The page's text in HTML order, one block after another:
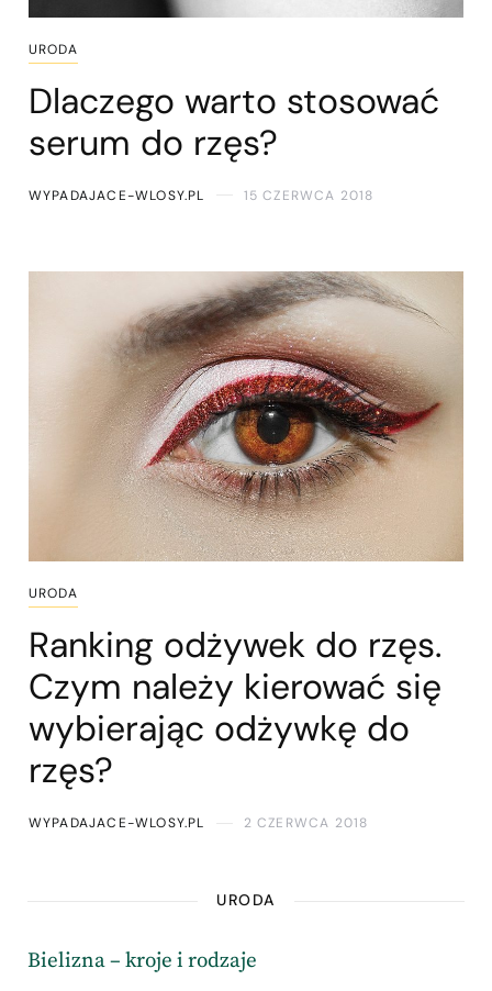
URODA
Dlaczego warto stosować
serum do rzęs?
WYPADAJACE-WLOSY.PL 15 CZERWCA 2018
URODA
Ranking odżywek do rzęs.
Czym należy kierować się
wybierając odżywkę do
rzęs?
WYPADAJACE-WLOSY.PL 2 CZERWCA 2018
URODA
Bielizna – kroje i rodzaje